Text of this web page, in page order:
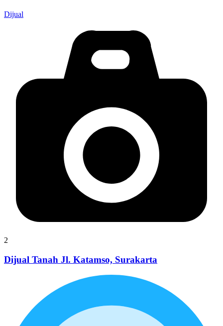
Dijual
2
Dijual Tanah Jl. Katamso, Surakarta